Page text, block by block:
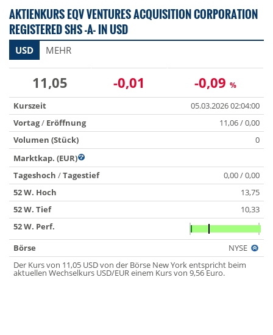
AKTIENKURS EQV VENTURES ACQUISITION CORPORATION
REGISTERED SHS -A- IN USD
USD MEHR
11,05 -0,01 -0,09 %
Kurszeit
05.03.2026 02:04:00
Vortag/ Eröffnung
11,06 / 0,00
Volumen (Stück)
0
Marktkap. (EUR)
Tageshoch /Tagestief
0,00 / 0,00
52 W. Hoch
13,75
52 W. Tief
10,33
52 W. Perf.
Börse
NYSE
Der Kurs von 11,05 USD von der Börse New York entspricht beim
aktuellen Wechselkurs USD/EUR einem Kurs von 9,56 Euro.